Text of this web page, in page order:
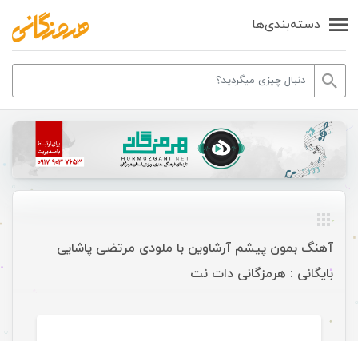
دسته‌بندی‌ها
آهنگ بمون پیشم آرشاوین با ملودی مرتضی پاشایی
بایگانی : هرمزگانی دات نت